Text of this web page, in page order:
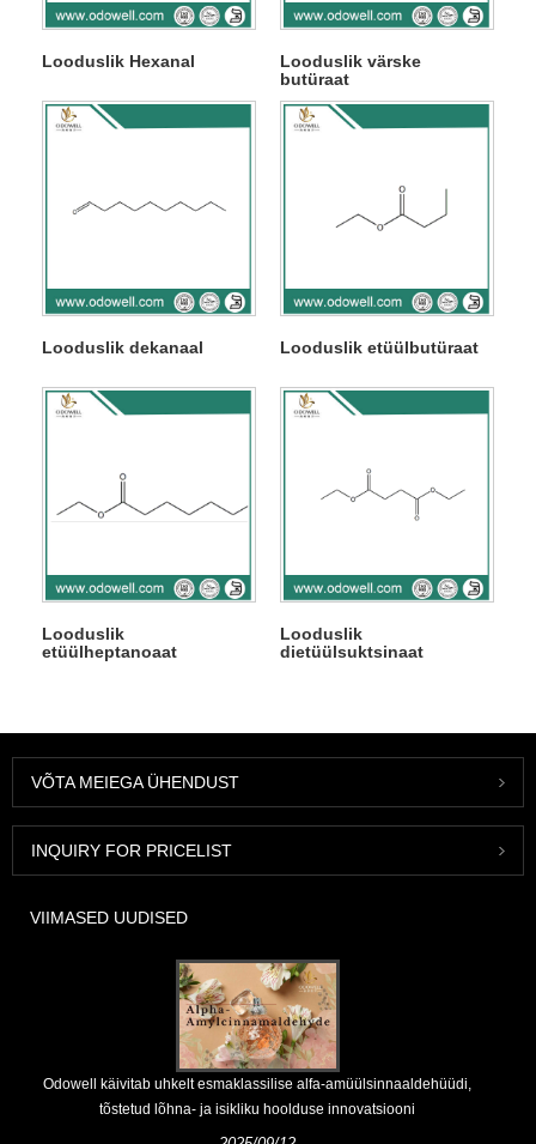
Looduslik Hexanal
Looduslik värske
butüraat
Looduslik dekanaal Looduslik etüülbutüraat
Looduslik
etüülheptanoaat
Looduslik
dietüülsuktsinaat
VÕTA MEIEGA ÜHENDUST
INQUIRY FOR PRICELIST
VIIMASED UUDISED
Odowell käivitab uhkelt esmaklassilise alfa-amüülsinnaaldehüüdi,
tõstetud lõhna- ja isikliku hoolduse innovatsiooni